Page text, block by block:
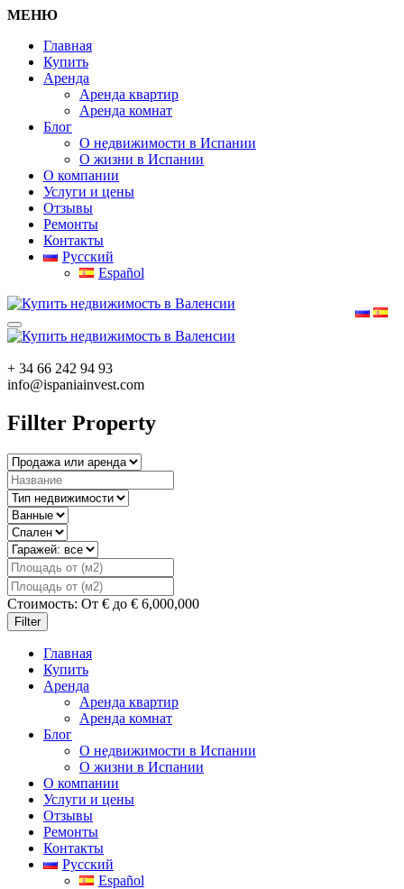
МЕНЮ
Главная
Купить
Аренда
Аренда квартир
Аренда комнат
Блог
О недвижимости в Испании
О жизни в Испании
О компании
Услуги и цены
Отзывы
Ремонты
Контакты
Русский
Español
+ 34 66 242 94 93
info@ispaniainvest.com
Fillter Property
Стоимость: От € до € 6,000,000
Filter
Главная
Купить
Аренда
Аренда квартир
Аренда комнат
Блог
О недвижимости в Испании
О жизни в Испании
О компании
Услуги и цены
Отзывы
Ремонты
Контакты
Русский
Español